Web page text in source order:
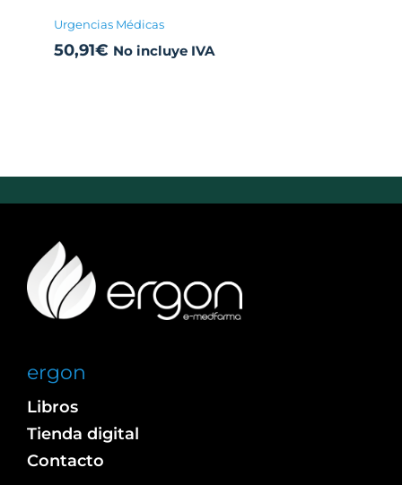
Urgencias Médicas
50,91€ No incluye IVA
ergon
Libros
Tienda digital
Contacto